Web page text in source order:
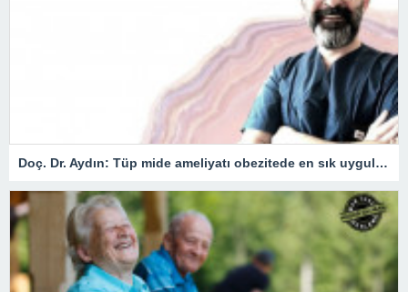
Doç. Dr. Aydın: Tüp mide ameliyatı obezitede en sık uygulanan yöntem